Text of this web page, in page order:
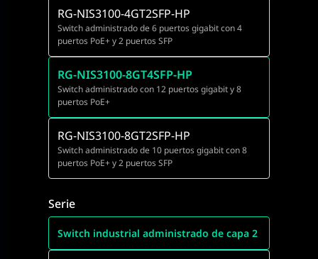
RG-NIS3100-4GT2SFP-HP
Switch administrado de 6 puertos gigabit con 4
puertos PoE+ y 2 puertos SFP
RG-NIS3100-8GT4SFP-HP
Switch administrado con 12 puertos gigabit y 8
puertos PoE+
RG-NIS3100-8GT2SFP-HP
Switch administrado de 10 puertos gigabit con 8
puertos PoE+ y 2 puertos SFP
Serie
Switch industrial administrado de capa 2